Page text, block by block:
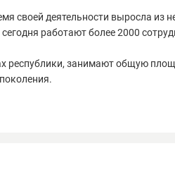
своей деятельности выросла из
работают более 2000
республики, занимают общую